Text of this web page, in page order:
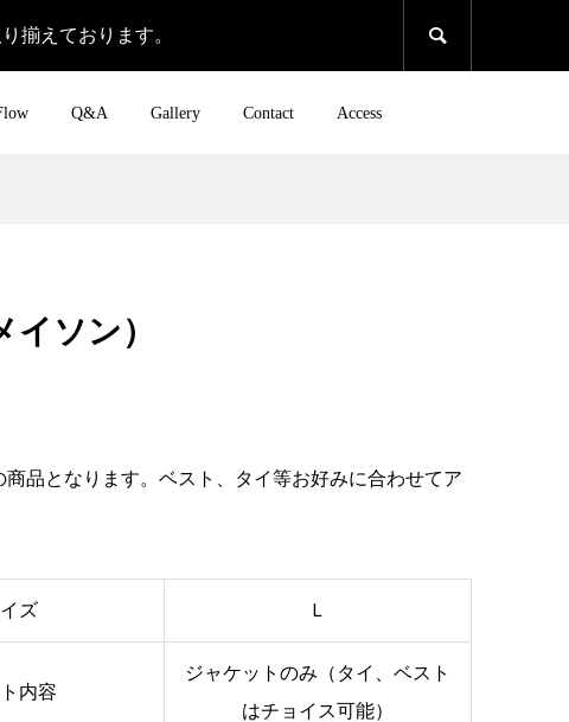
揃えております。 
Q&A Gallery Contact Access
イソン）
商品となります。ベスト、タイ等お好みに合わせてア
ズ Ｌ
内容
ジャケットのみ（タイ、ベスト
はチョイス可能）